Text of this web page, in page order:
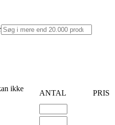
ikke
ANTAL PRIS